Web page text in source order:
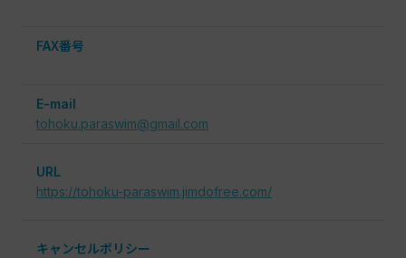
FAX番号
E-mail
tohoku.paraswim@gmail.com
URL
https://tohoku-paraswim.jimdofree.com/
キャンセルポリシー